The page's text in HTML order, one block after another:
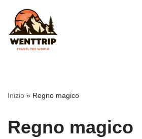
Vai
al
contenuto
Inizio » Regno magico
Regno magico